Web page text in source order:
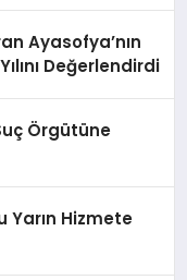
Ayasofya’nın
Değerlendirdi
Örgütüne
Yarın Hizmete